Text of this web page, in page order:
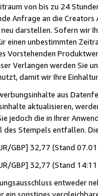
von bis zu 24
Anfrage an die
darstellen. Sofern wir
einen unbestimmten
Vorstehenden
Verlangen werden Sie
damit wir Ihre
aus
aktualisieren,
jedoch die in Ihrer
Stempels entfallen.
GBP] 32,77 (Stand
GBP] 32,77 (Stand
entweder
sonstiges